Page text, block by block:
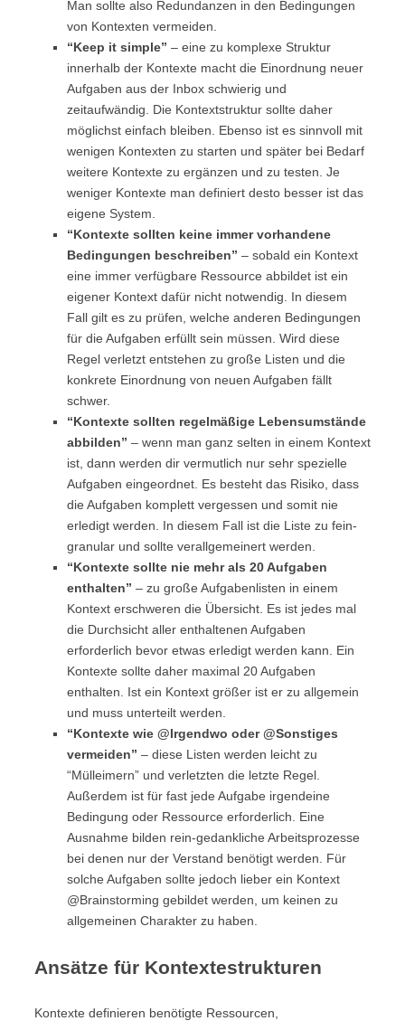
Man sollte also Redundanzen in den Bedingungen
von Kontexten vermeiden.
“Keep it simple” – eine zu komplexe Struktur
innerhalb der Kontexte macht die Einordnung neuer
Aufgaben aus der Inbox schwierig und
zeitaufwändig. Die Kontextstruktur sollte daher
möglichst einfach bleiben. Ebenso ist es sinnvoll mit
wenigen Kontexten zu starten und später bei Bedarf
weitere Kontexte zu ergänzen und zu testen. Je
weniger Kontexte man definiert desto besser ist das
eigene System.
“Kontexte sollten keine immer vorhandene
Bedingungen beschreiben” – sobald ein Kontext
eine immer verfügbare Ressource abbildet ist ein
eigener Kontext dafür nicht notwendig. In diesem
Fall gilt es zu prüfen, welche anderen Bedingungen
für die Aufgaben erfüllt sein müssen. Wird diese
Regel verletzt entstehen zu große Listen und die
konkrete Einordnung von neuen Aufgaben fällt
schwer.
“Kontexte sollten regelmäßige Lebensumstände
abbilden” – wenn man ganz selten in einem Kontext
ist, dann werden dir vermutlich nur sehr spezielle
Aufgaben eingeordnet. Es besteht das Risiko, dass
die Aufgaben komplett vergessen und somit nie
erledigt werden. In diesem Fall ist die Liste zu fein-
granular und sollte verallgemeinert werden.
“Kontexte sollte nie mehr als 20 Aufgaben
enthalten” – zu große Aufgabenlisten in einem
Kontext erschweren die Übersicht. Es ist jedes mal
die Durchsicht aller enthaltenen Aufgaben
erforderlich bevor etwas erledigt werden kann. Ein
Kontexte sollte daher maximal 20 Aufgaben
enthalten. Ist ein Kontext größer ist er zu allgemein
und muss unterteilt werden.
“Kontexte wie @Irgendwo oder @Sonstiges
vermeiden” – diese Listen werden leicht zu
“Mülleimern” und verletzten die letzte Regel.
Außerdem ist für fast jede Aufgabe irgendeine
Bedingung oder Ressource erforderlich. Eine
Ausnahme bilden rein-gedankliche Arbeitsprozesse
bei denen nur der Verstand benötigt werden. Für
solche Aufgaben sollte jedoch lieber ein Kontext
@Brainstorming gebildet werden, um keinen zu
allgemeinen Charakter zu haben.
Ansätze für Kontextestrukturen
Kontexte definieren benötigte Ressourcen,